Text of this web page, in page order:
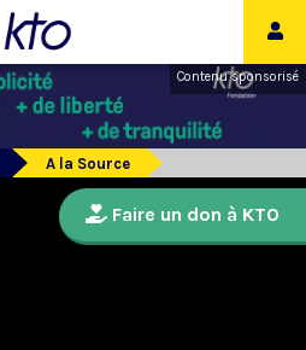
Contenu sponsorisé
A la Source
Faire un don à KTO